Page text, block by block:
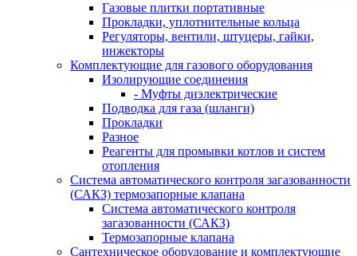
Газовые плитки портативные
Прокладки, уплотнительные кольца
Регуляторы, вентили, штуцеры, гайки,
инжекторы
Комплектующие для газового оборудования
Изолирующие соединения
- Муфты диэлектрические
Подводка для газа (шланги)
Прокладки
Разное
Реагенты для промывки котлов и систем
отопления
Система автоматического контроля загазованности
(САКЗ) термозапорные клапана
Система автоматического контроля
загазованности (САКЗ)
Термозапорные клапана
Сантехническое оборудование и комплектующие